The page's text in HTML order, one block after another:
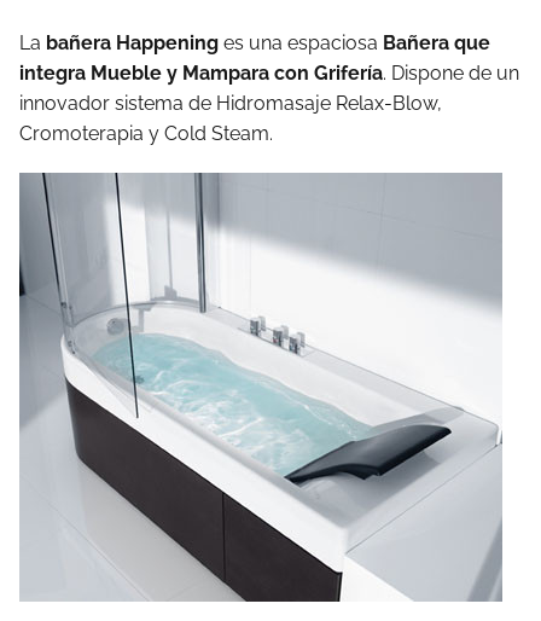
La bañera Happening es una espaciosa Bañera que
integra Mueble y Mampara con Grifería. Dispone de un
innovador sistema de Hidromasaje Relax-Blow,
Cromoterapia y Cold Steam.